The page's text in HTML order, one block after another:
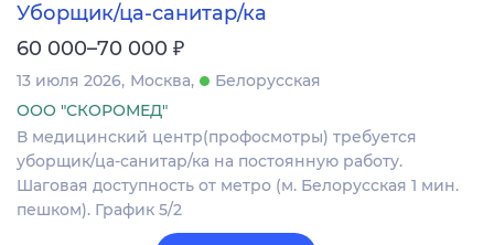
Уборщик/ца-санитар/ка
60 000–70 000 ₽
13 июля 2026 Москва
Белорусская
ООО "СКОРОМЕД"
В медицинский центр(профосмотры) требуется
уборщик/ца-санитар/ка на постоянную работу.
Шаговая доступность от метро (м. Белорусская 1 мин.
пешком). График 5/2